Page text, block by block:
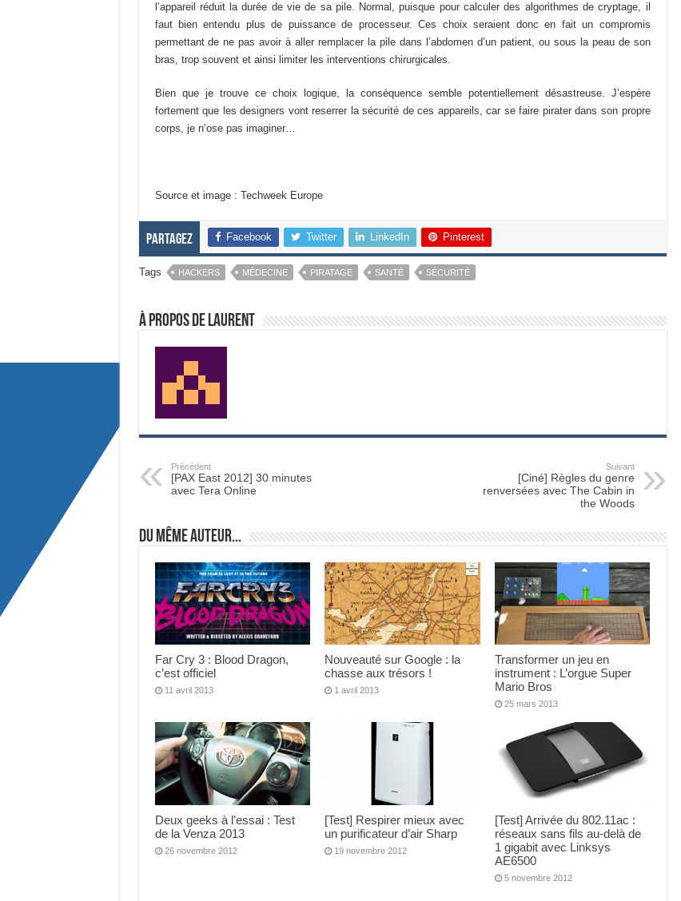
l’appareil réduit la durée de vie de sa pile. Normal, puisque pour calculer des algorithmes de cryptage, il
faut bien entendu plus de puissance de processeur. Ces choix seraient donc en fait un compromis
permettant de ne pas avoir à aller remplacer la pile dans l’abdomen d’un patient, ou sous la peau de son
bras, trop souvent et ainsi limiter les interventions chirurgicales.
Bien que je trouve ce choix logique, la conséquence semble potentiellement désastreuse. J’espère
fortement que les designers vont reserrer la sécurité de ces appareils, car se faire pirater dans son propre
corps, je n’ose pas imaginer…
Source et image : Techweek Europe
Partagez Facebook Twitter LinkedIn Pinterest
Tags HACKERS MÉDECINE PIRATAGE SANTÉ SÉCURITÉ
À propos de Laurent
Précédent
[PAX East 2012] 30 minutes
avec Tera Online
Suivant
[Ciné] Règles du genre
renversées avec The Cabin in
the Woods
Du même auteur...
Far Cry 3 : Blood Dragon,
c’est officiel
11 avril 2013
Nouveauté sur Google : la
chasse aux trésors !
1 avril 2013
Transformer un jeu en
instrument : L’orgue Super
Mario Bros
25 mars 2013
Deux geeks à l’essai : Test
de la Venza 2013
26 novembre 2012
[Test] Respirer mieux avec
un purificateur d’air Sharp
19 novembre 2012
[Test] Arrivée du 802.11ac :
réseaux sans fils au-delà de
1 gigabit avec Linksys
AE6500
5 novembre 2012